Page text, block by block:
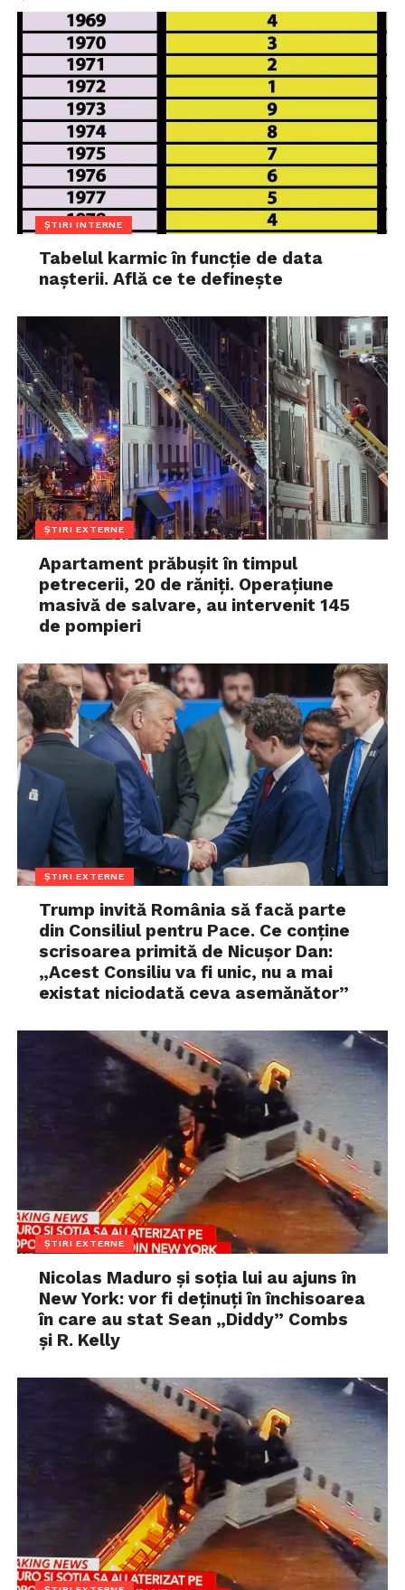
ȘTIRI INTERNE
Tabelul karmic în funcție de data
nașterii. Află ce te definește
ȘTIRI EXTERNE
Apartament prăbușit în timpul
petrecerii, 20 de răniți. Operațiune
masivă de salvare, au intervenit 145
de pompieri
ȘTIRI EXTERNE
Trump invită România să facă parte
din Consiliul pentru Pace. Ce conține
scrisoarea primită de Nicușor Dan:
„Acest Consiliu va fi unic, nu a mai
existat niciodată ceva asemănător”
ȘTIRI EXTERNE
Nicolas Maduro și soția lui au ajuns în
New York: vor fi deținuți în închisoarea
în care au stat Sean „Diddy” Combs
și R. Kelly